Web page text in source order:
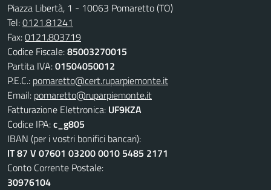
Piazza Libertà, 1 - 10063 Pomaretto (TO)
Tel:0121.81241
Fax:0121.803719
Codice Fiscale:85003270015
Partita IVA:01504050012
P.E.C.: pomaretto@cert.ruparpiemonte.it
Email: pomaretto@ruparpiemonte.it
Fatturazione Elettronica: UF9KZA
Codice IPA:c_g805
IBAN (per i vostri bonifici bancari):
IT 87 V 07601 03200 0010 5485 2171
Conto Corrente Postale:
30976104